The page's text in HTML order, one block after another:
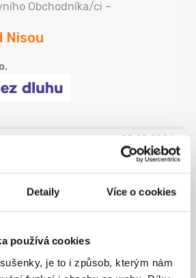
Detaily Více o cookies
používá cookies
je to i způsob, kterým nám
Obchodníka/ci –
Nisou
05.08.2026
Hledáme pracovitou a ...